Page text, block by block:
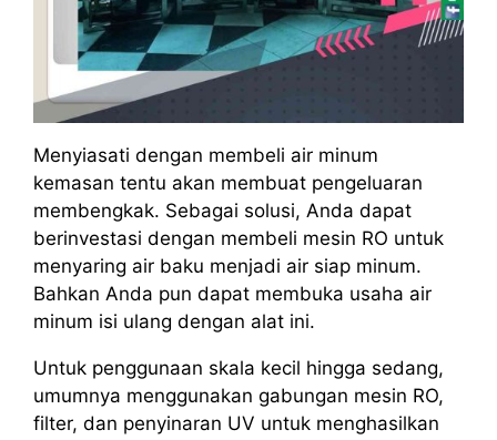
Menyiasati dengan membeli air minum
kemasan tentu akan membuat pengeluaran
membengkak. Sebagai solusi, Anda dapat
berinvestasi dengan membeli mesin RO untuk
menyaring air baku menjadi air siap minum.
Bahkan Anda pun dapat membuka usaha air
minum isi ulang dengan alat ini.
Untuk penggunaan skala kecil hingga sedang,
umumnya menggunakan gabungan mesin RO,
filter, dan penyinaran UV untuk menghasilkan